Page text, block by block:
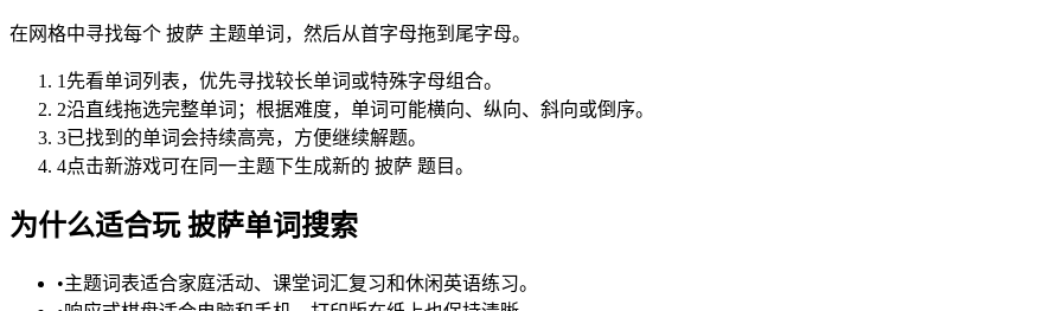
在网格中寻找每个 披萨 主题单词，然后从首字母拖到尾字母。
1 先看单词列表，优先寻找较长单词或特殊字母组合。
2沿直线拖选完整单词；根据难度，单词可能横向、纵向、斜向或倒序。
3已找到的单词会持续高亮，方便继续解题。
4点击新游戏可在同一主题下生成新的 披萨 题目。
为什么适合玩 披萨单词搜索
•主题词表适合家庭活动、课堂词汇复习和休闲英语练习。